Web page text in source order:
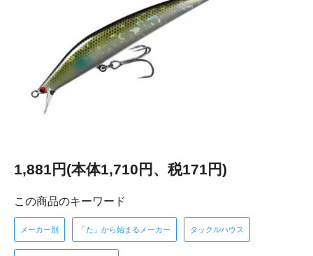
1,881円(本体1,710円、税171円)
この商品のキーワード
メーカー別 「た」から始まるメーカー タックルハウス